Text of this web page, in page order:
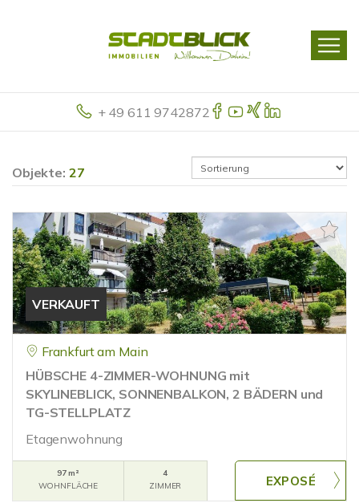
+ 49 611 9742872
Objekte: 27
VERKAUFT
Frankfurt am Main
HÜBSCHE 4-ZIMMER-WOHNUNG mit
SKYLINEBLICK, SONNENBALKON, 2 BÄDERN und
TG-STELLPLATZ
Etagenwohnung
97 m²
WOHNFLÄCHE
4
ZIMMER